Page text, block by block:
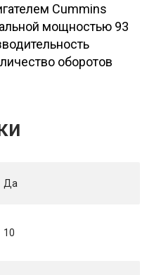
Cummins
мощностью 93
оборотов
Да
10